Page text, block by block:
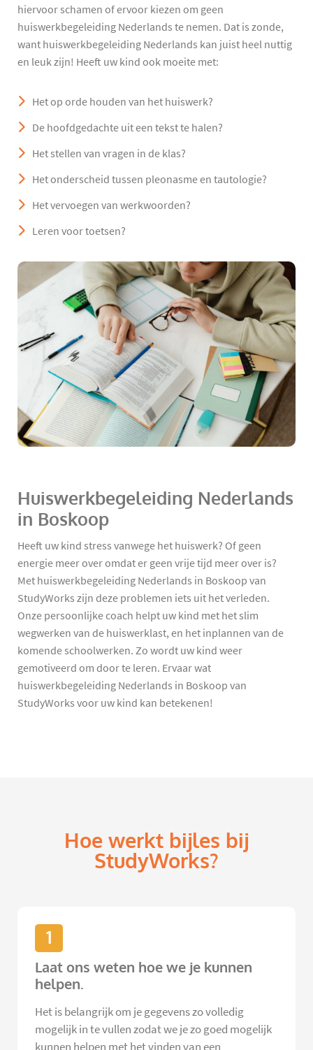
hiervoor schamen of ervoor kiezen om geen
huiswerkbegeleiding Nederlands te nemen. Dat is zonde,
want huiswerkbegeleiding Nederlands kan juist heel nuttig
en leuk zijn! Heeft uw kind ook moeite met:
Het op orde houden van het huiswerk?
De hoofdgedachte uit een tekst te halen?
Het stellen van vragen in de klas?
Het onderscheid tussen pleonasme en tautologie?
Het vervoegen van werkwoorden?
Leren voor toetsen?
Huiswerkbegeleiding Nederlands
in Boskoop
Heeft uw kind stress vanwege het huiswerk? Of geen
energie meer over omdat er geen vrije tijd meer over is?
Met huiswerkbegeleiding Nederlands in Boskoop van
StudyWorks zijn deze problemen iets uit het verleden.
Onze persoonlijke coach helpt uw kind met het slim
wegwerken van de huiswerklast, en het inplannen van de
komende schoolwerken. Zo wordt uw kind weer
gemotiveerd om door te leren. Ervaar wat
huiswerkbegeleiding Nederlands in Boskoop van
StudyWorks voor uw kind kan betekenen!
Hoe werkt bijles bij
StudyWorks?
1
Laat ons weten hoe we je kunnen
helpen.
Het is belangrijk om je gegevens zo volledig
mogelijk in te vullen zodat we je zo goed mogelijk
kunnen helpen met het vinden van een